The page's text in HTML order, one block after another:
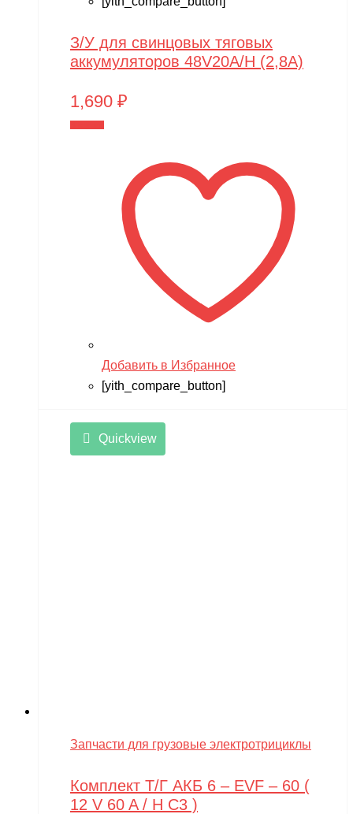
З/У для свинцовых тяговых
аккумуляторов 48V20A/H (2,8A)
1,690 ₽
Добавить в Избранное
[yith_compare_button]
Quickview
Запчасти для грузовые электротрициклы
Комплект Т/Г АКБ 6 – EVF – 60 (
12 V 60 A / H C3 )